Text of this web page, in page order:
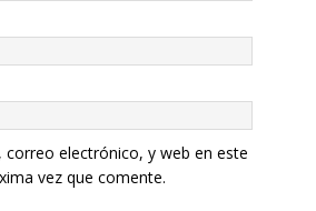
correo electrónico, y web en este
vez que comente.